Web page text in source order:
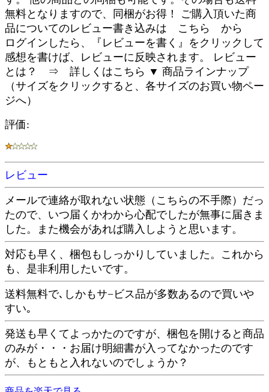
無料となりますので、同梱がお得！ ご購入頂いた商
品についてのレビュー書き込みは こちら から
ログインしたら、『レビューを書く』をクリックして
感想を書けば、レビューに反映されます。 レビュー
とは？ ⇒ 詳しくはこちら ▼ 商品ラインナップ
（サイズをクリックすると、各サイズのお買い物ペー
ジへ）
評価:
レビュー
メールで連絡が取れない状態（こちらの不手際）だっ
たので、いつ届くかわから心配でしたが無事に届きま
した。また機会があれば購入しようと思います。
対応も早く、梱包もしっかりしていました。これから
も、是非利用したいです。
送料無料で､しかもサ−ビス品が多数あるので買いや
すい｡
発送も早くてよっかたのですが、梱包を開けると商品
のみが・・・お届け明細書が入ってなかったのです
が、もともと入れないのでしょうか？